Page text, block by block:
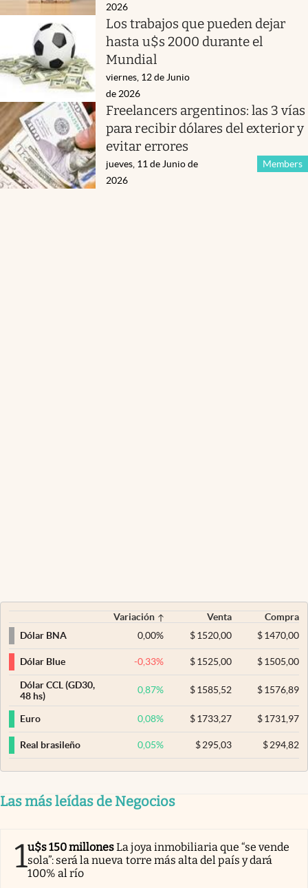
2026
Los trabajos que pueden dejar
hasta u$s 2000 durante el
Mundial
viernes, 12 de Junio
de 2026
Freelancers argentinos: las 3 vías
para recibir dólares del exterior y
evitar errores
Members
jueves, 11 de Junio de
2026
Variación Venta
Compra
Dólar BNA
0,00% $ 1520,00 $1470,00
Dólar Blue -0,33% $ 1525,00 $1505,00
Dólar CCL (GD30,
48 hs)
0,87% $ 1585,52 $1576,89
Euro 0,08% $ 1733,27 $1731,97
Real brasileño 0,05% $ 295,03 $294,82
Las más leídas de Negocios
1u$s 150 millonesLa joya inmobiliaria que “se vende
sola”: será la nueva torre más alta del país y dará
100% al río